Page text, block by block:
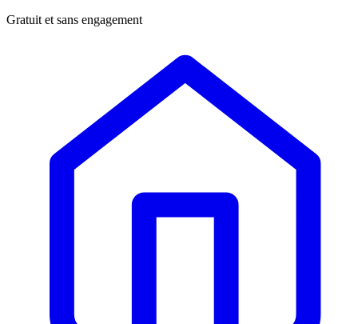
Gratuit et sans engagement